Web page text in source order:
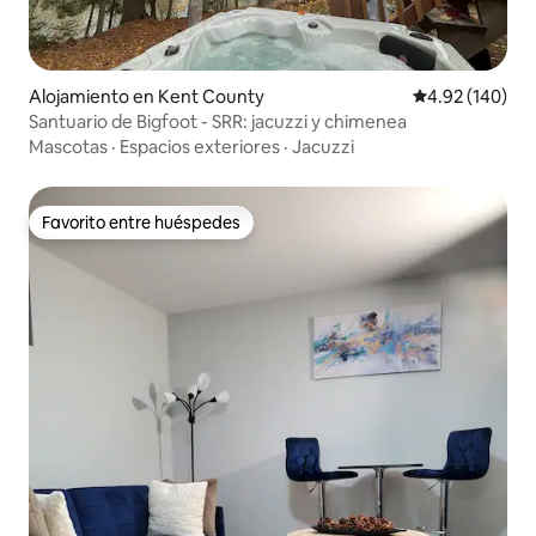
Alojamiento en Kent County Calificación
4.92 (140)
Santuario de Bigfoot - SRR: jacuzzi y chimenea
Mascotas · Espacios exteriores · Jacuzzi
Favorito entre huéspedes
Favorito entre huéspedes